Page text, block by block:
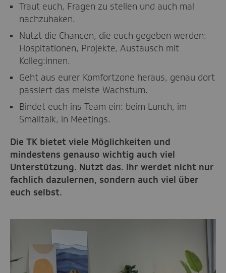
Traut euch, Fragen zu stellen und auch mal
nachzuhaken.
Nutzt die Chancen, die euch gegeben werden:
Hospitationen, Projekte, Austausch mit
Kolleg:innen.
Geht aus eurer Komfortzone heraus, genau dort
passiert das meiste Wachstum.
Bindet euch ins Team ein: beim Lunch, im
Smalltalk, in Meetings.
Die TK bietet viele Möglichkeiten und
mindestens genauso wichtig auch viel
Unterstützung. Nutzt das. Ihr werdet nicht nur
fachlich dazulernen, sondern auch viel über
euch selbst.